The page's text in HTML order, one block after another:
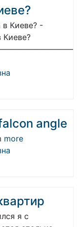
в Киеве? -
Киеве?
angle
more
я с